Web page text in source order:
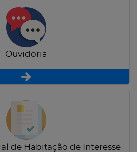
Ouvidoria
de Habitação de Interesse